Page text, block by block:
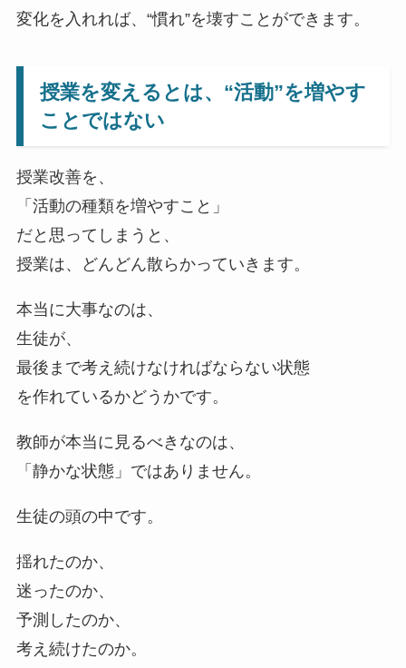
変化を入れれば、“慣れ”を壊すことができます。
授業を変えるとは、“活動”を増やす
ことではない
授業改善を、
「活動の種類を増やすこと」
だと思ってしまうと、
授業は、どんどん散らかっていきます。
本当に大事なのは、
生徒が、
最後まで考え続けなければならない状態
を作れているかどうかです。
教師が本当に見るべきなのは、
「静かな状態」ではありません。
生徒の頭の中です。
揺れたのか、
迷ったのか、
予測したのか、
考え続けたのか。